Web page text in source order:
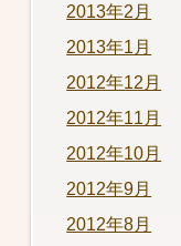
2013年2月
2013年1月
2012年12月
2012年11月
2012年10月
2012年9月
2012年8月